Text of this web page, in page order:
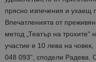
прясно изпечения и ухаещ
Впечатленията от
метод „Театър на
участие е 10 лева на
048 093“, сподели Радева.